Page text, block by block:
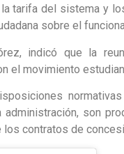
tarifa del sistema y
sobre el
indicó que la
el movimiento
normativas
son
contratos de